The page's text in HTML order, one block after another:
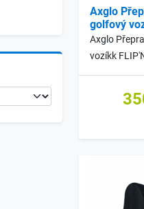
Axglo
golfový
Axglo
vozíkk